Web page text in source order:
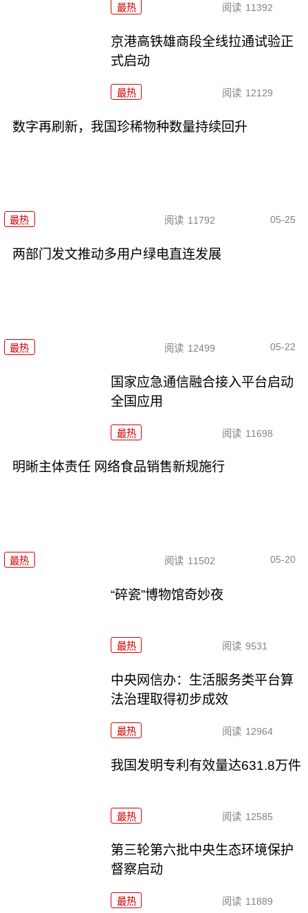
最热 阅读 11392
京港高铁雄商段全线拉通试验正
式启动
最热 阅读 12129
数字再刷新，我国珍稀物种数量持续回升
最热 阅读 11792 05-25
两部门发文推动多用户绿电直连发展
最热 阅读 12499 05-22
国家应急通信融合接入平台启动
全国应用
最热 阅读 11698
明晰主体责任 网络食品销售新规施行
最热 阅读 11502 05-20
“碎瓷”博物馆奇妙夜
最热 阅读 9531
中央网信办：生活服务类平台算
法治理取得初步成效
最热 阅读 12964
我国发明专利有效量达631.8万件
最热 阅读 12585
第三轮第六批中央生态环境保护
督察启动
最热 阅读 11889